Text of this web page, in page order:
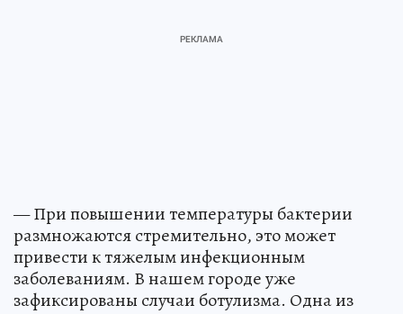
— При повышении температуры бактерии
размножаются стремительно, это может
привести к тяжелым инфекционным
заболеваниям. В нашем городе уже
зафиксированы случаи ботулизма. Одна из